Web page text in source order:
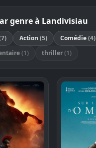
genre à Landivisiau
Action (5) Comédie(4)
(1) thriller(1)